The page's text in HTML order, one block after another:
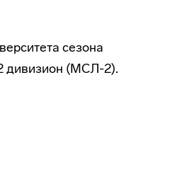
сезона
дивизион (МСЛ-2).